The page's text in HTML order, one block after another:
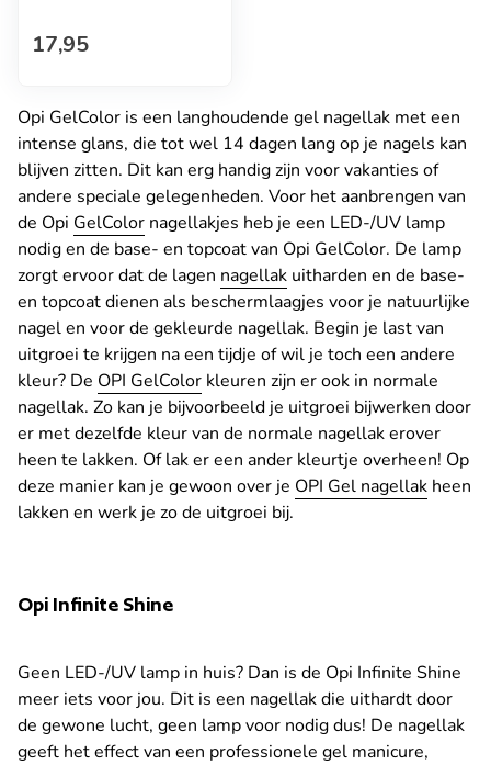
Normale prijs
17,95
Opi GelColor is een langhoudende gel nagellak met een
intense glans, die tot wel 14 dagen lang op je nagels kan
blijven zitten. Dit kan erg handig zijn voor vakanties of
andere speciale gelegenheden. Voor het aanbrengen van
de Opi GelColor nagellakjes heb je een LED-/UV lamp
nodig en de base- en topcoat van Opi GelColor. De lamp
zorgt ervoor dat de lagen nagellak uitharden en de base-
en topcoat dienen als beschermlaagjes voor je natuurlijke
nagel en voor de gekleurde nagellak. Begin je last van
uitgroei te krijgen na een tijdje of wil je toch een andere
kleur? De OPI GelColor kleuren zijn er ook in normale
nagellak. Zo kan je bijvoorbeeld je uitgroei bijwerken door
er met dezelfde kleur van de normale nagellak erover
heen te lakken. Of lak er een ander kleurtje overheen! Op
deze manier kan je gewoon over je OPI Gel nagellak heen
lakken en werk je zo de uitgroei bij.
Opi Infinite Shine
Geen LED-/UV lamp in huis? Dan is de Opi Infinite Shine
meer iets voor jou. Dit is een nagellak die uithardt door
de gewone lucht, geen lamp voor nodig dus! De nagellak
geeft het effect van een professionele gel manicure,